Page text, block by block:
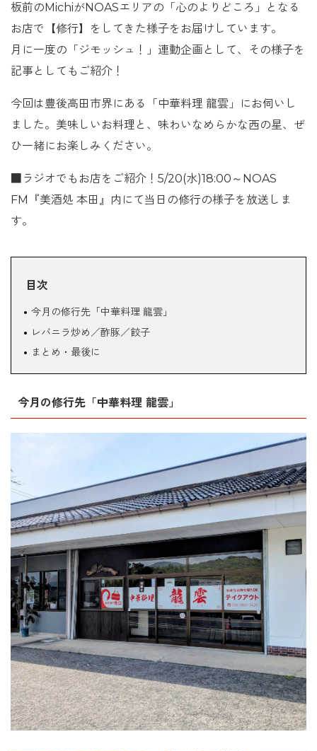
板前のMichiがNOASエリアの「心のよりどころ」となる
お店で【修行】をしてきた様子をお届けしています。
月に一度の「ジモッシュ！」連動企画として、その様子を
記事としてもご紹介！
今回は豊後高田市界にある「中華料理 龍雲」にお伺いし
ました。美味しいお料理と、味わいなめらかな西の星、ぜ
ひ一緒にお楽しみください。
■ラジオでもお店をご紹介！5/20(水)18:00～NOAS
FM『美酒処 本田』内にて当日の修行の様子を放送しま
す。
目次
今月の修行先「中華料理 龍雲」
レバニラ炒め／酢豚／餃子
まとめ・最後に
今月の修行先「中華料理 龍雲」